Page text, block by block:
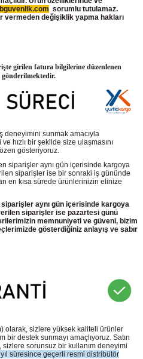
sorumlu tutulamaz.
vermeden değişiklik yapma hakları
girilen fatura bilgilerine düzenlenen
gönderilmektedir.
deneyimini sunmak amacıyla
hızlı bir şekilde size ulaşmasını
gösteriyoruz.
siparişler aynı gün içerisinde kargoya
siparişler ise bir sonraki iş gününde
en kısa sürede ürünlerinizin elinize
aynı gün içerisinde kargoya
siparişler ise pazartesi günü
memnuniyeti ve güveni, bizim
gösterdiğiniz anlayış ve sabır
olarak, sizlere yüksek kaliteli ürünler
bir destek sunmayı amaçlıyoruz. Satın
sizlere sorunsuz bir kullanım deneyimi
süresince geçerli resmi distribütör